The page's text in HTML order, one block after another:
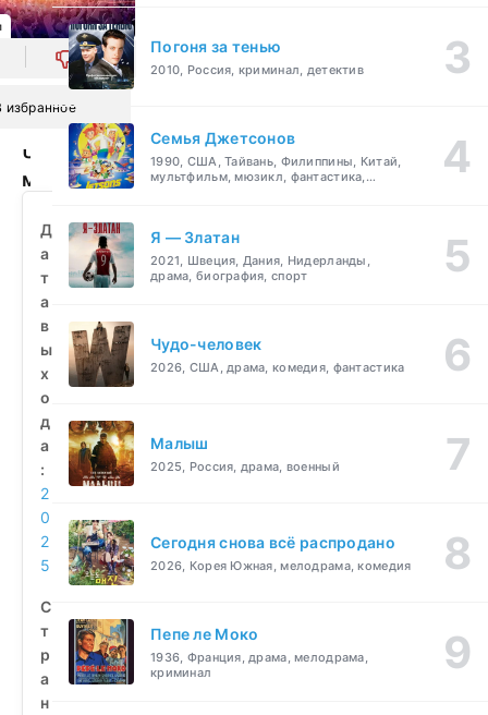
0
избранное
Чёрный
мотылёк.
музыки
(2025)
смотреть
бесплатно
Д
а
т
а
в
ы
х
о
д
а
:
2
0
2
5
С
т
р
а
н
Погоня за тенью
2010, Россия, криминал, детектив
Семья Джетсонов
1990, США, Тайвань, Филиппины, Китай,
мультфильм, мюзикл, фантастика,
Я — Златан
2021, Швеция, Дания, Нидерланды,
драма, биография, спорт
Чудо-человек
2026, США, драма, комедия, фантастика
Малыш
2025, Россия, драма, военный
Сегодня снова всё распродано
2026, Корея Южная, мелодрама, комедия
Пепе ле Моко
1936, Франция, драма, мелодрама,
криминал